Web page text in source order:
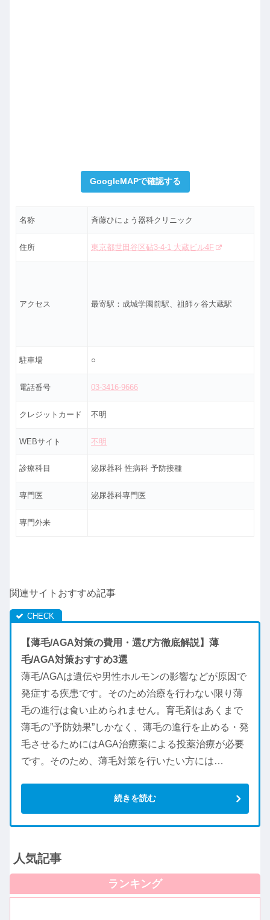
GoogleMAPで確認する
名称 斉藤ひにょう器科クリニック
住所 東京都世田谷区砧3-4-1 大蔵ビル4F
アクセス 最寄駅：成城学園前駅、祖師ヶ谷大蔵駅
駐車場 ○
電話番号 03-3416-9666
クレジットカード 不明
WEBサイト 不明
診療科目 泌尿器科 性病科 予防接種
専門医 泌尿器科専門医
専門外来
関連サイトおすすめ記事
【薄毛/AGA対策の費用・選び方徹底解説】薄
毛/AGA対策おすすめ3選
薄毛/AGAは遺伝や男性ホルモンの影響などが原因で
発症する疾患です。そのため治療を行わない限り薄
毛の進行は食い止められません。育毛剤はあくまで
薄毛の”予防効果”しかなく、薄毛の進行を止める・発
毛させるためにはAGA治療薬による投薬治療が必要
です。そのため、薄毛対策を行いたい方には…
続きを読む
人気記事